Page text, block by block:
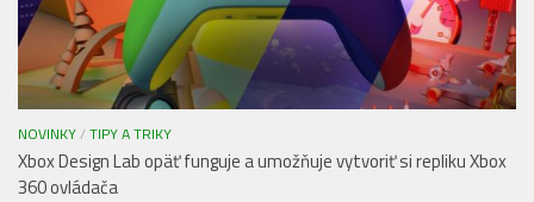
NOVINKY/TIPY A TRIKY
Xbox Design Lab opäť funguje a umožňuje vytvoriť si repliku Xbox
360 ovládača